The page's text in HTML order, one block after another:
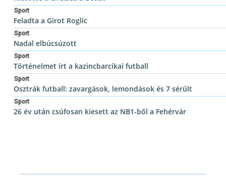
Sport
Feladta a Girot Roglic
Sport
Nadal elbúcsúzott
Sport
Történelmet írt a kazincbarcikai futball
Sport
Osztrák futball: zavargások, lemondások és 7 sérült
Sport
26 év után csúfosan kiesett az NB1-ből a Fehérvár